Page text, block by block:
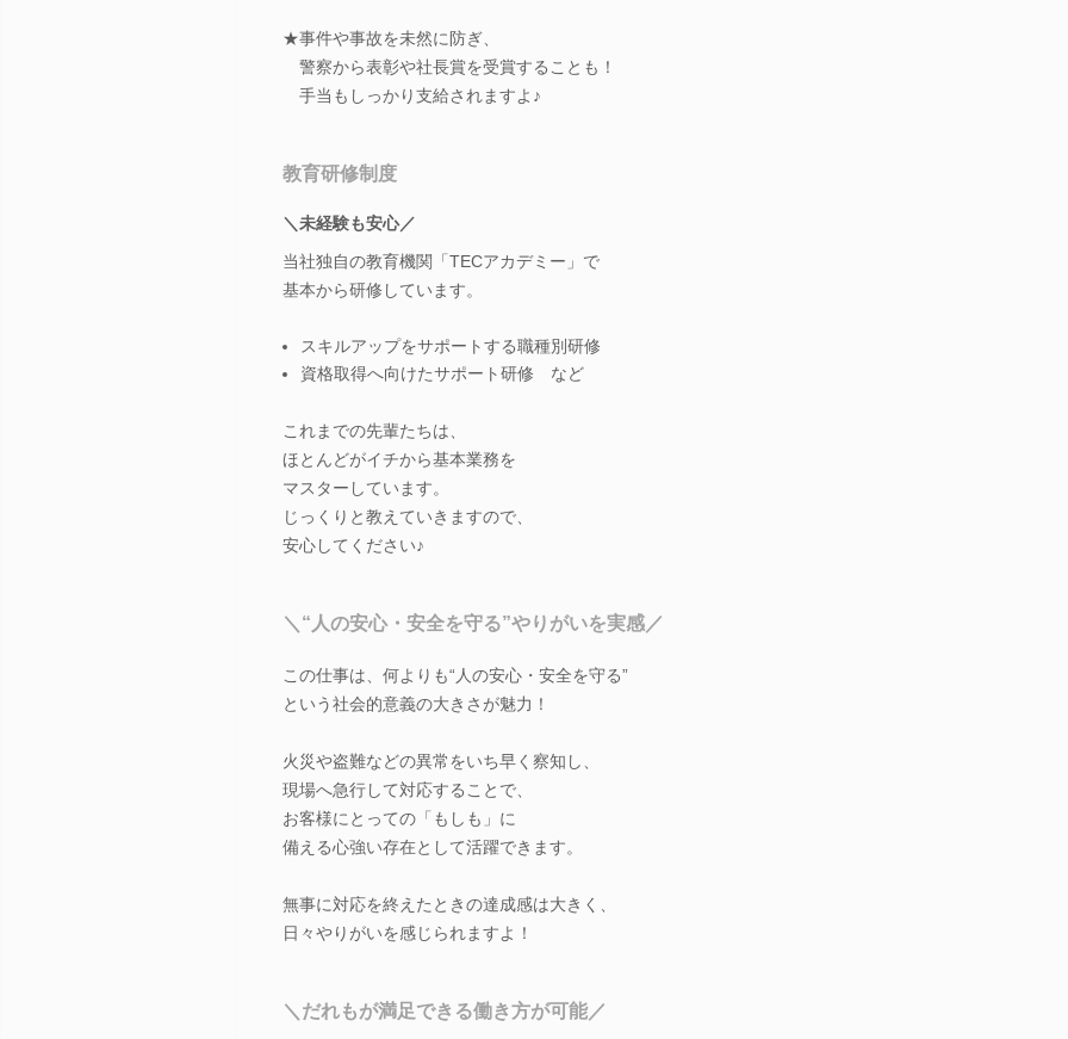
★事件や事故を未然に防ぎ、
警察から表彰や社長賞を受賞することも！
手当もしっかり支給されますよ♪
教育研修制度
＼未経験も安心／
当社独自の教育機関「TECアカデミー」で
基本から研修しています。
スキルアップをサポートする職種別研修
資格取得へ向けたサポート研修 など
これまでの先輩たちは、
ほとんどがイチから基本業務を
マスターしています。
じっくりと教えていきますので、
安心してください♪
＼“人の安心・安全を守る”やりがいを実感／
この仕事は、何よりも“人の安心・安全を守る”
という社会的意義の大きさが魅力！
火災や盗難などの異常をいち早く察知し、
現場へ急行して対応することで、
お客様にとっての「もしも」に
備える心強い存在として活躍できます。
無事に対応を終えたときの達成感は大きく、
日々やりがいを感じられますよ！
＼だれもが満足できる働き方が可能／